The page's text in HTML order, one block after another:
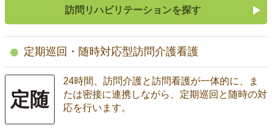
訪問リハビリテーションを探す
定期巡回・随時対応型訪問介護看護
定随
24時間、訪問介護と訪問看護が一体的に、ま
たは密接に連携しながら、定期巡回と随時の対
応を行います。